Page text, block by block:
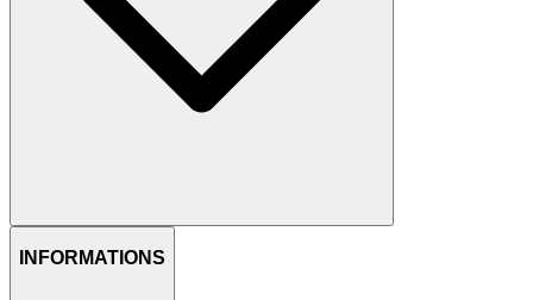
INFORMATIONS